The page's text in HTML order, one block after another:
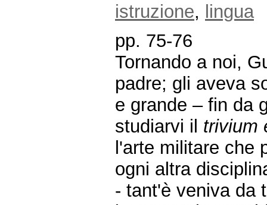
istruzione, lingua
pp. 75-76
Tornando a noi,
padre; gli aveva
e grande – fin da
studiarvi il trivium
l'arte militare che
ogni altra
- tant'è veniva da